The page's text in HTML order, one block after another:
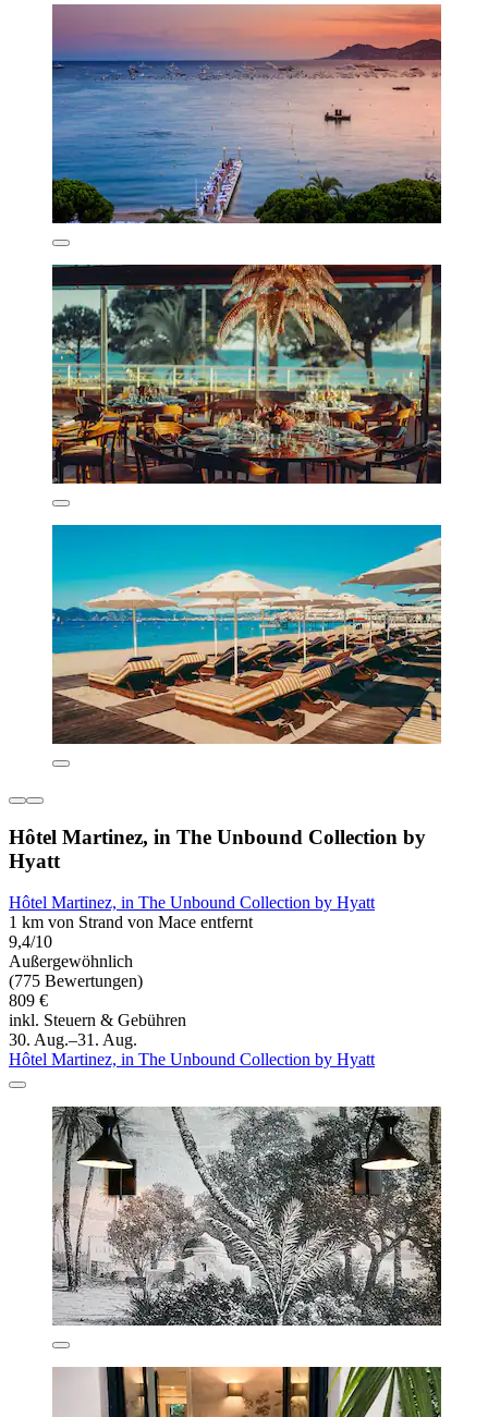
Hôtel Martinez, in The Unbound Collection by
Hyatt
Hôtel Martinez, in The Unbound Collection by Hyatt
1 km von Strand von Mace entfernt
9,4/10
Außergewöhnlich
(775 Bewertungen)
809 €
inkl. Steuern & Gebühren
30. Aug.–31. Aug.
Hôtel Martinez, in The Unbound Collection by Hyatt